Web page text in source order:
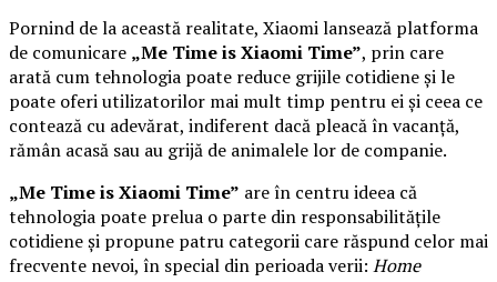
Pornind de la această realitate, Xiaomi lansează platforma
de comunicare „Me Time is Xiaomi Time”, prin care
arată cum tehnologia poate reduce grijile cotidiene și le
poate oferi utilizatorilor mai mult timp pentru ei și ceea ce
contează cu adevărat, indiferent dacă pleacă în vacanță,
rămân acasă sau au grijă de animalele lor de companie.
„Me Time is Xiaomi Time” are în centru ideea că
tehnologia poate prelua o parte din responsabilitățile
cotidiene și propune patru categorii care răspund celor mai
frecvente nevoi, în special din perioada verii: Home